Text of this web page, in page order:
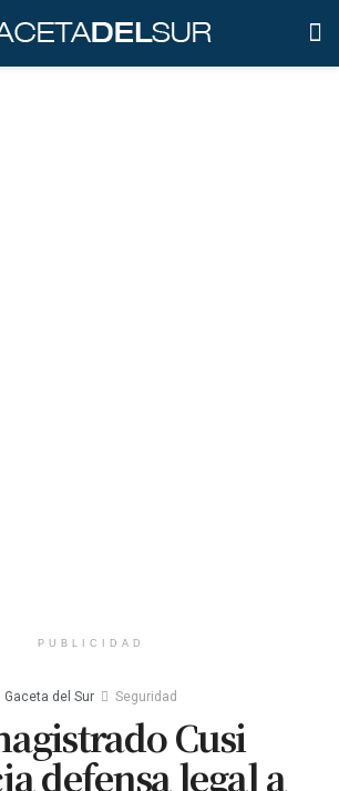
PUBLICIDAD
Gaceta del Sur Seguridad
Cusi
defensa legal a